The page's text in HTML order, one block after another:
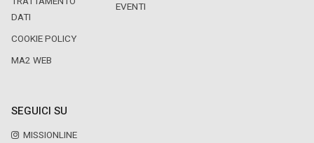
DATI
COOKIE POLICY
MA2 WEB
EVENTI
SEGUICI SU
MISSIONLINE